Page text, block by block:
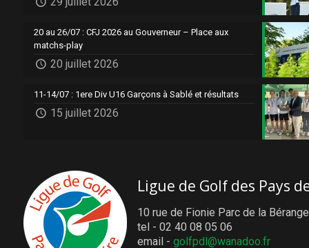
20 au 26/07 : CFJ 2026 au Gouverneur – Place aux
matchs-play
20 juillet 2026
11-14/07 : 1ere Div U16 Garçons à Sablé et résultats
15 juillet 2026
Ligue de Golf des Pays
10 rue de Fionie Parc de la
tel - 02 40 08 05 06
email - golfpdl@wanadoo.fr